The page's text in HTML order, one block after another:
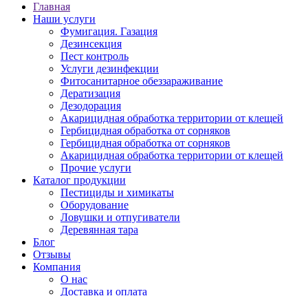
Главная
Наши услуги
Фумигация. Газация
Дезинсекция
Пест контроль
Услуги дезинфекции
Фитосанитарное обеззараживание
Дератизация
Дезодорация
Акарицидная обработка территории от клещей
Гербицидная обработка от сорняков
Гербицидная обработка от сорняков
Акарицидная обработка территории от клещей
Прочие услуги
Каталог продукции
Пестициды и химикаты
Оборудование
Ловушки и отпугиватели
Деревянная тара
Блог
Отзывы
Компания
О нас
Доставка и оплата